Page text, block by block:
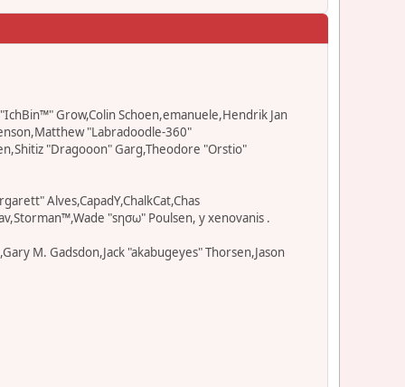
Grow,Colin Schoen,emanuele,Hendrik Jan
"Labradoodle-360"
"Dragooon" Garg,Theodore "Orstio"
Alves,CapadY,ChalkCat,Chas
"sησω" Poulsen, y xenovanis .
M. Gadsdon,Jack "akabugeyes" Thorsen,Jason